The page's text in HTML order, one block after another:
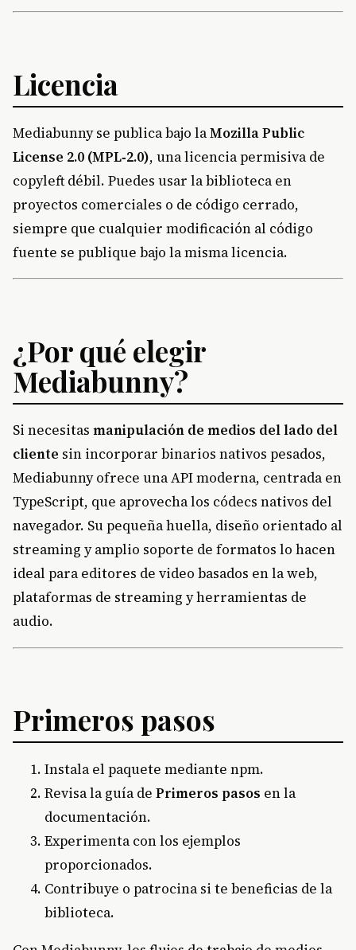
Licencia
Mediabunny se publica bajo laMozilla Public
License 2.0 (MPL‑2.0), una licencia permisiva de
copyleft débil. Puedes usar la biblioteca en
proyectos comerciales o de código cerrado,
siempre que cualquier modificación al código
fuente se publique bajo la misma licencia.
¿Por qué elegir
Mediabunny?
Si necesitas manipulación de medios del lado del
cliente sin incorporar binarios nativos pesados,
Mediabunny ofrece una API moderna, centrada en
TypeScript, que aprovecha los códecs nativos del
navegador. Su pequeña huella, diseño orientado al
streaming y amplio soporte de formatos lo hacen
ideal para editores de video basados en la web,
plataformas de streaming y herramientas de
audio.
Primeros pasos
Instala el paquete mediante npm.
Revisa la guía de Primeros pasos en la
documentación.
Experimenta con los ejemplos
proporcionados.
Contribuye o patrocina si te beneficias de la
biblioteca.